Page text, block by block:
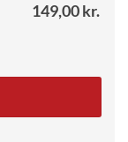
149,00kr.